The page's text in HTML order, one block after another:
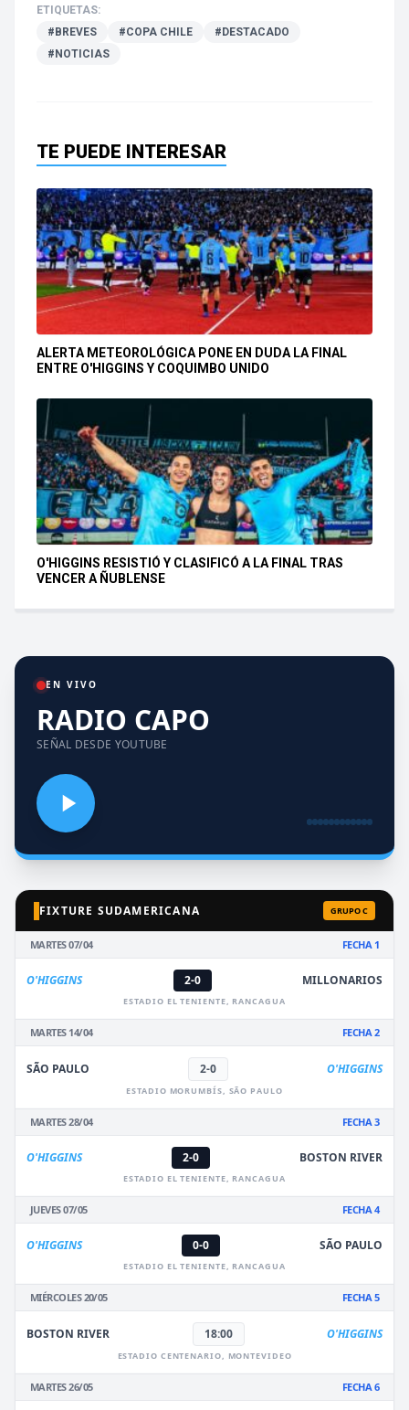
ETIQUETAS:
#BREVES
#COPA CHILE
#DESTACADO
#NOTICIAS
TE PUEDE INTERESAR
ALERTA METEOROLÓGICA PONE EN DUDA LA FINAL
ENTRE O'HIGGINS Y COQUIMBO UNIDO
O'HIGGINS RESISTIÓ Y CLASIFICÓ A LA FINAL TRAS
VENCER A ÑUBLENSE
EN VIVO
RADIO CAPO
SEÑAL DESDE YOUTUBE
FIXTURE SUDAMERICANA GRUPO C
MARTES 07/04 FECHA 1
O'HIGGINS 2-0 MILLONARIOS
ESTADIO EL TENIENTE, RANCAGUA
MARTES 14/04 FECHA 2
SÃO PAULO 2-0 O'HIGGINS
ESTADIO MORUMBÍS, SÃO PAULO
MARTES 28/04 FECHA 3
O'HIGGINS 2-0 BOSTON RIVER
ESTADIO EL TENIENTE, RANCAGUA
JUEVES 07/05 FECHA 4
O'HIGGINS 0-0 SÃO PAULO
ESTADIO EL TENIENTE, RANCAGUA
MIÉRCOLES 20/05 FECHA 5
BOSTON RIVER 18:00 O'HIGGINS
ESTADIO CENTENARIO, MONTEVIDEO
MARTES 26/05 FECHA 6